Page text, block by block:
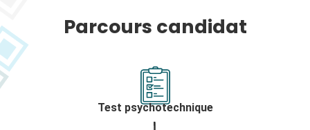
Parcours candidat
Test psychotechnique